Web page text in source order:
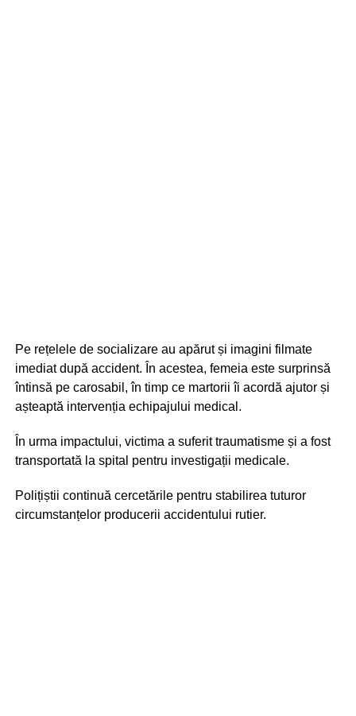
Pe rețelele de socializare au apărut și imagini filmate
imediat după accident. În acestea, femeia este surprinsă
întinsă pe carosabil, în timp ce martorii îi acordă ajutor și
așteaptă intervenția echipajului medical.
În urma impactului, victima a suferit traumatisme și a fost
transportată la spital pentru investigații medicale.
Polițiștii continuă cercetările pentru stabilirea tuturor
circumstanțelor producerii accidentului rutier.